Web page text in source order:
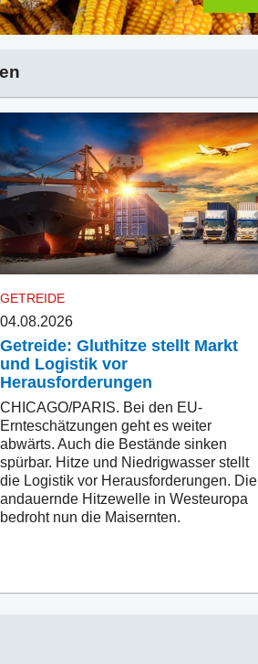
GETREIDE
04.08.2026
Getreide: Gluthitze stellt Markt
und Logistik vor
Herausforderungen
CHICAGO/PARIS. Bei den EU-
Ernteschätzungen geht es weiter
abwärts. Auch die Bestände sinken
spürbar. Hitze und Niedrigwasser stellt
die Logistik vor Herausforderungen. Die
andauernde Hitzewelle in Westeuropa
bedroht nun die Maisernten.